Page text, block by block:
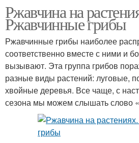
Ржавчина на
Ржавчинные грибы
Ржавчинные грибы наиболее
соответственно вместе с ними и
вызывают. Эта группа грибов
разные виды растений: луговые,
хвойные деревья. Все чаще, с
сезона мы можем слышать слово